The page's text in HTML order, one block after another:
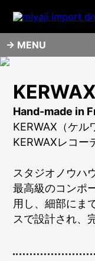
MENU
KERWAX
Hand-made in
KERWAX（ケル
KERWAXレコー
スタジオノウハ
最高級のコンポ
用し、細部にま
スで設計され、